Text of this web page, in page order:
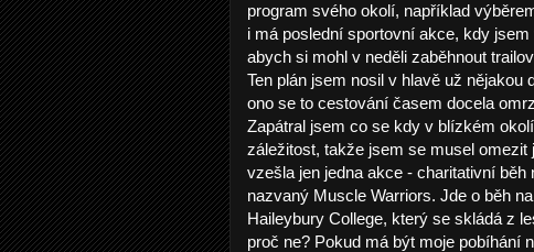
program svého okolí, například
i má poslední sportovní akce, kdy
abych si mohl v neděli zaběhnout
Ten plán jsem nosil v hlavě už
ono se to cestování časem docela
Zapátral jsem co se kdy v blízkém
záležitost, takže jsem se musel omezit
vzešla jen jedna akce - charitativní
nazvaný Muscle Warriors. Jde o běh
Haileybury College, který se skládá z
proč ne? Pokud má být moje pobíhání